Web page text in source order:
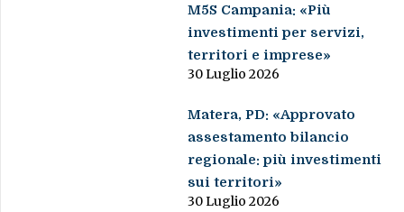
M5S Campania: «Più
investimenti per servizi,
territori e imprese»
30 Luglio 2026
Matera, PD: «Approvato
assestamento bilancio
regionale: più investimenti
sui territori»
30 Luglio 2026